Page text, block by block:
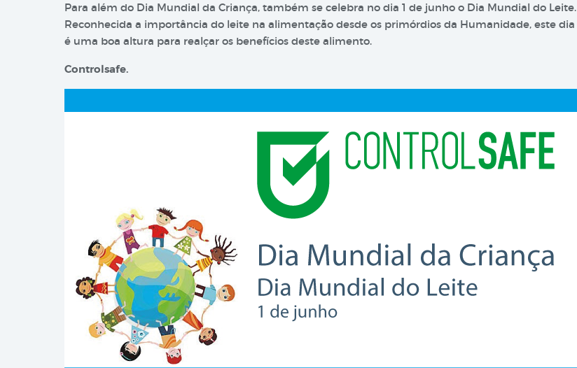
Para além do Dia Mundial da Criança, também se celebra no dia 1 de junho o Dia Mundial do Leite.
Reconhecida a importância do leite na alimentação desde os primórdios da Humanidade, este dia
é uma boa altura para realçar os benefícios deste alimento.
Controlsafe.